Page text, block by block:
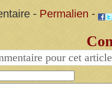
- Permalien -
pour cet article